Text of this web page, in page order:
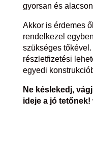
gyorsan és
Akkor is érdemes
rendelkezel
szükséges
részletfizetési
egyedi
Ne késlekedj,
ideje a jó tetőnek!